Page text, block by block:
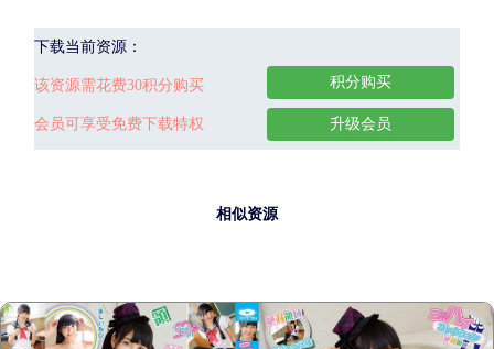
下载当前资源：
该资源需花费30积分购买
会员可享受免费下载特权
积分购买
升级会员
相似资源